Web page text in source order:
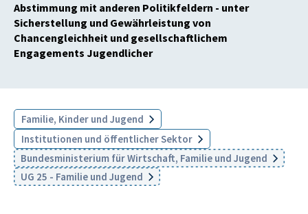
Abstimmung mit anderen Politikfeldern - unter
Sicherstellung und Gewährleistung von
Chancengleichheit und gesellschaftlichem
Engagements Jugendlicher
Familie, Kinder und Jugend
Institutionen und öffentlicher Sektor
Bundesministerium für Wirtschaft, Familie und Jugend
UG 25 - Familie und Jugend